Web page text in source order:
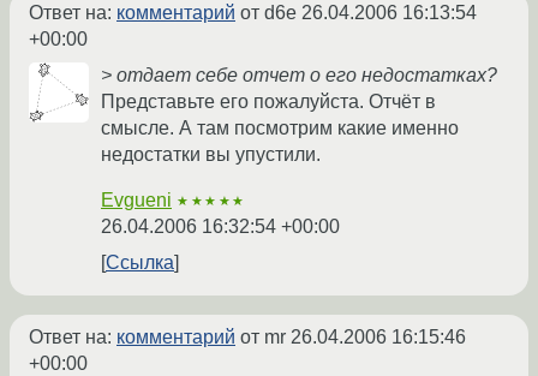
Ответ на: комментарий от d6e 26.04.2006 16:13:54
+00:00
> отдает себе отчет о его недостатках?
Представьте его пожалуйста. Отчёт в
смысле. А там посмотрим какие именно
недостатки вы упустили.
Evgueni ★★★★★
26.04.2006 16:32:54 +00:00
Ссылка
Ответ на: комментарий от mr 26.04.2006 16:15:46
+00:00